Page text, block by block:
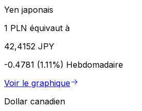
Yen japonais
1 PLN équivaut à
42,4152 JPY
-0.4781 (1.11%) Hebdomadaire
Voir le graphique
Dollar canadien